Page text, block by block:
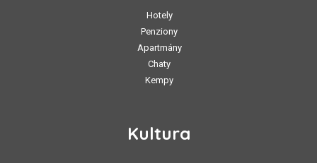
Hotely
Penziony
Apartmány
Chaty
Kempy
Kultura